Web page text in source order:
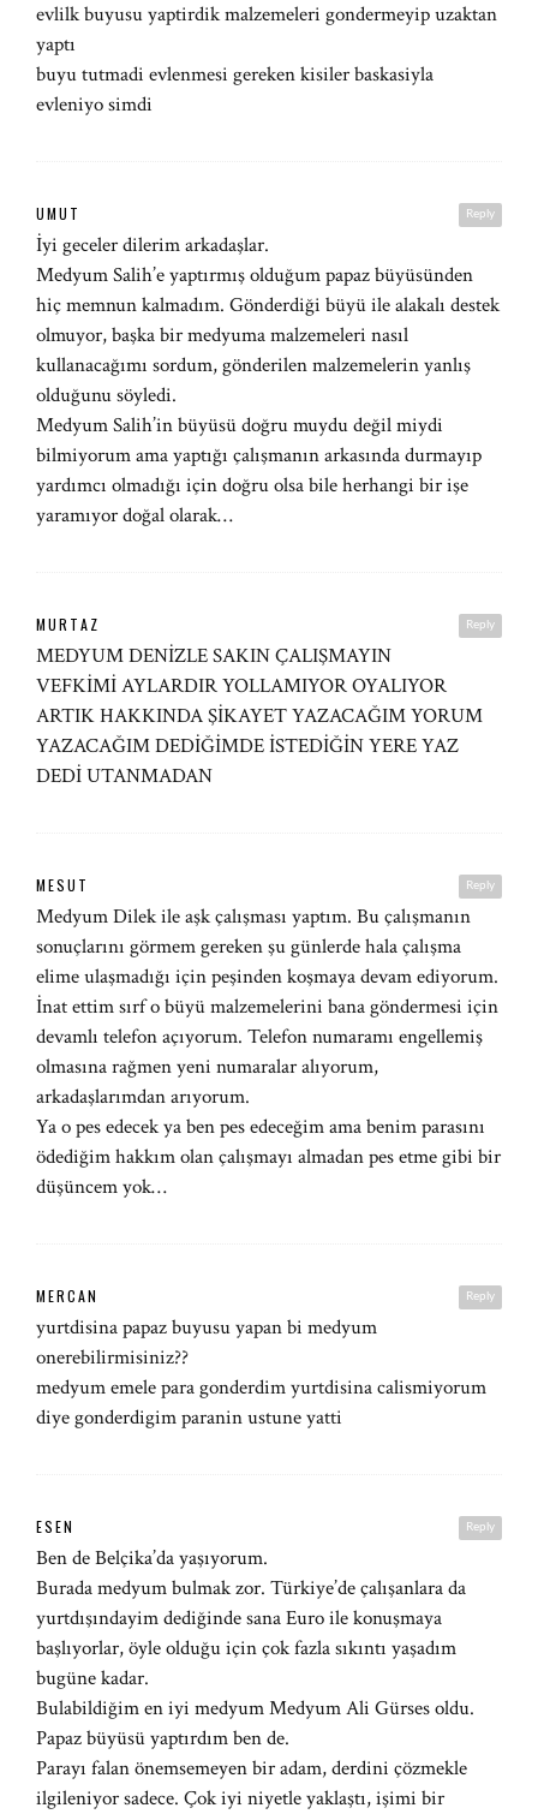
evlilk buyusu yaptirdik malzemeleri gondermeyip uzaktan
yaptı
buyu tutmadi evlenmesi gereken kisiler baskasiyla
evleniyo simdi
Reply
UMUT
İyi geceler dilerim arkadaşlar.
Medyum Salih’e yaptırmış olduğum papaz büyüsünden
hiç memnun kalmadım. Gönderdiği büyü ile alakalı destek
olmuyor, başka bir medyuma malzemeleri nasıl
kullanacağımı sordum, gönderilen malzemelerin yanlış
olduğunu söyledi.
Medyum Salih’in büyüsü doğru muydu değil miydi
bilmiyorum ama yaptığı çalışmanın arkasında durmayıp
yardımcı olmadığı için doğru olsa bile herhangi bir işe
yaramıyor doğal olarak…
Reply
MURTAZ
MEDYUM DENİZLE SAKIN ÇALIŞMAYIN
VEFKİMİ AYLARDIR YOLLAMIYOR OYALIYOR
ARTIK HAKKINDA ŞİKAYET YAZACAĞIM YORUM
YAZACAĞIM DEDİĞİMDE İSTEDİĞİN YERE YAZ
DEDİ UTANMADAN
Reply
MESUT
Medyum Dilek ile aşk çalışması yaptım. Bu çalışmanın
sonuçlarını görmem gereken şu günlerde hala çalışma
elime ulaşmadığı için peşinden koşmaya devam ediyorum.
İnat ettim sırf o büyü malzemelerini bana göndermesi için
devamlı telefon açıyorum. Telefon numaramı engellemiş
olmasına rağmen yeni numaralar alıyorum,
arkadaşlarımdan arıyorum.
Ya o pes edecek ya ben pes edeceğim ama benim parasını
ödediğim hakkım olan çalışmayı almadan pes etme gibi bir
düşüncem yok…
Reply
MERCAN
yurtdisina papaz buyusu yapan bi medyum
onerebilirmisiniz??
medyum emele para gonderdim yurtdisina calismiyorum
diye gonderdigim paranin ustune yatti
Reply
ESEN
Ben de Belçika’da yaşıyorum.
Burada medyum bulmak zor. Türkiye’de çalışanlara da
yurtdışındayim dediğinde sana Euro ile konuşmaya
başlıyorlar, öyle olduğu için çok fazla sıkıntı yaşadım
bugüne kadar.
Bulabildiğim en iyi medyum Medyum Ali Gürses oldu.
Papaz büyüsü yaptırdım ben de.
Parayı falan önemsemeyen bir adam, derdini çözmekle
ilgileniyor sadece. Çok iyi niyetle yaklaştı, işimi bir